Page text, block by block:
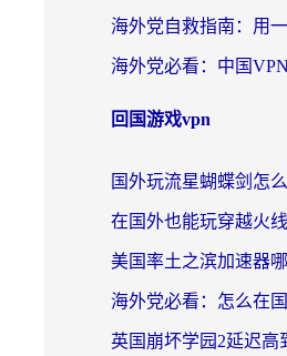
回国游戏vpn